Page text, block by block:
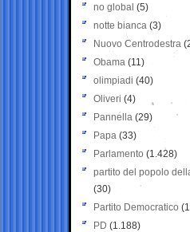
no global (5)
notte bianca (3)
Nuovo Centrodestra
Obama (11)
olimpiadi (40)
Oliveri (4)
Pannella (29)
Papa (33)
Parlamento (1.428)
partito del popolo
(30)
Partito Democratico
PD (1.188)